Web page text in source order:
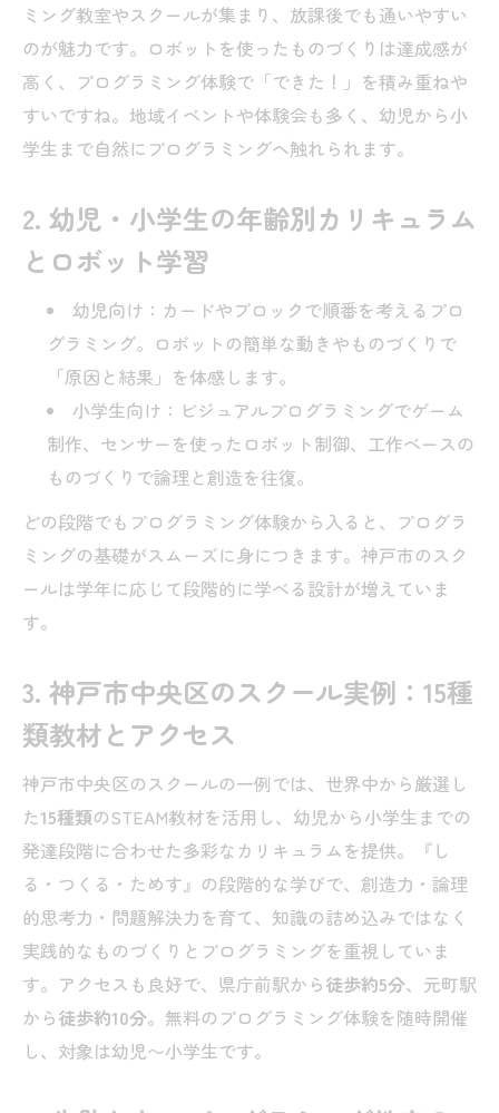
ミング教室やスクールが集まり、放課後でも通いやすい
のが魅力です。ロボットを使ったものづくりは達成感が
高く、プログラミング体験で「できた！」を積み重ねや
すいですね。地域イベントや体験会も多く、幼児から小
学生まで自然にプログラミングへ触れられます。
2. 幼児・小学生の年齢別カリキュラム
とロボット学習
幼児向け：カードやブロックで順番を考えるプロ
グラミング。ロボットの簡単な動きやものづくりで
「原因と結果」を体感します。
小学生向け：ビジュアルプログラミングでゲーム
制作、センサーを使ったロボット制御、工作ベースの
ものづくりで論理と創造を往復。
どの段階でもプログラミング体験から入ると、プログラ
ミングの基礎がスムーズに身につきます。神戸市のスク
ールは学年に応じて段階的に学べる設計が増えていま
す。
3. 神戸市中央区のスクール実例：15種
類教材とアクセス
神戸市中央区のスクールの一例では、世界中から厳選し
た15種類のSTEAM教材を活用し、幼児から小学生までの
発達段階に合わせた多彩なカリキュラムを提供。『し
る・つくる・ためす』の段階的な学びで、創造力・論理
的思考力・問題解決力を育て、知識の詰め込みではなく
実践的なものづくりとプログラミングを重視していま
す。アクセスも良好で、県庁前駅から徒歩約5分、元町駅
から徒歩約10分。無料のプログラミング体験を随時開催
し、対象は幼児〜小学生です。